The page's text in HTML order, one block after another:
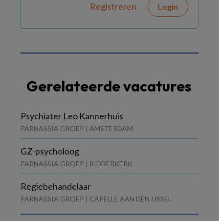
Registreren Login
Gerelateerde vacatures
Psychiater Leo Kannerhuis
PARNASSIA GROEP | AMSTERDAM
GZ-psycholoog
PARNASSIA GROEP | RIDDERKERK
Regiebehandelaar
PARNASSIA GROEP | CAPELLE AAN DEN IJSSEL